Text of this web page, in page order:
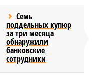
Семь
поддельных купюр
за три месяца
обнаружили
банковские
сотрудники